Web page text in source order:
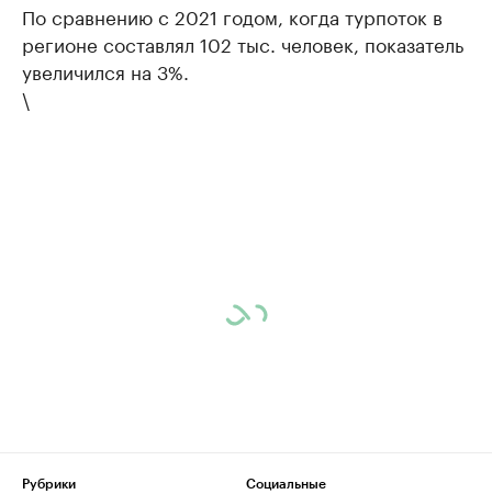
По сравнению с 2021 годом, когда турпоток в
регионе составлял 102 тыс. человек, показатель
увеличился на 3%.
\
Рубрики
Социальные